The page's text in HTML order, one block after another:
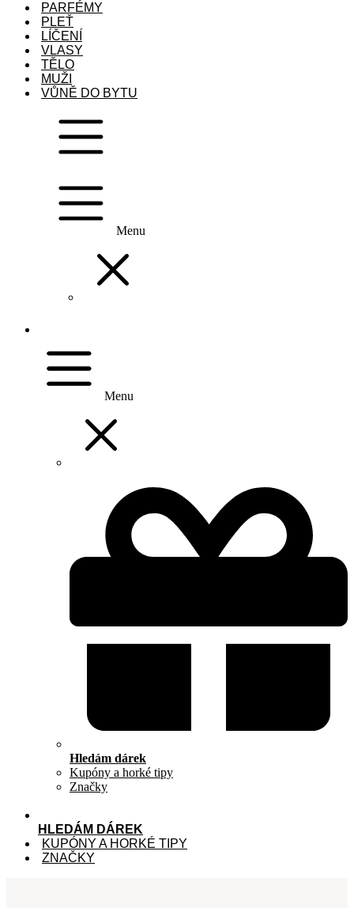
PARFÉMY
PLEŤ
LÍČENÍ
VLASY
TĚLO
MUŽI
VŮNĚ DO BYTU
Menu
Menu
Hledám dárek
Kupóny a horké tipy
Značky
HLEDÁM DÁREK
KUPÓNY A HORKÉ TIPY
ZNAČKY